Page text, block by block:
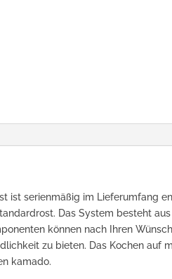
ist serienmäßig im Lieferumfang
Das System besteht
können nach Ihren
zu bieten. Das Kochen auf
kamado.